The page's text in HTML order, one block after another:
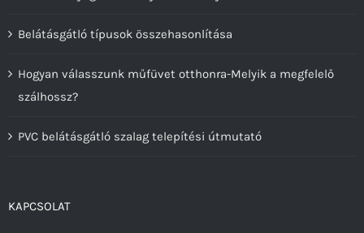
Belátásgátló típusok összehasonlítása
Hogyan válasszunk műfüvet otthonra-Melyik a megfelelő
szálhossz?
PVC belátásgátló szalag telepítési útmutató
KAPCSOLAT